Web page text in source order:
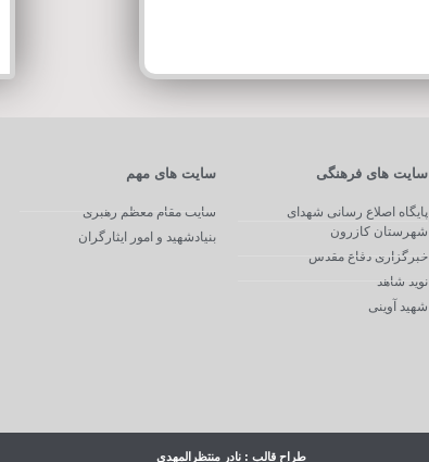
سایت های فرهنگی
پایگاه اصلاع رسانی شهدای
شهرستان کازرون
خبرگزاری دفاع مقدس
نوید شاهد
شهید آوینی
سایت های مهم
سایت مقام معظم رهبری
بنیادشهید و امور ایثارگران
طراح قالب : نادر منتظرالمهدی